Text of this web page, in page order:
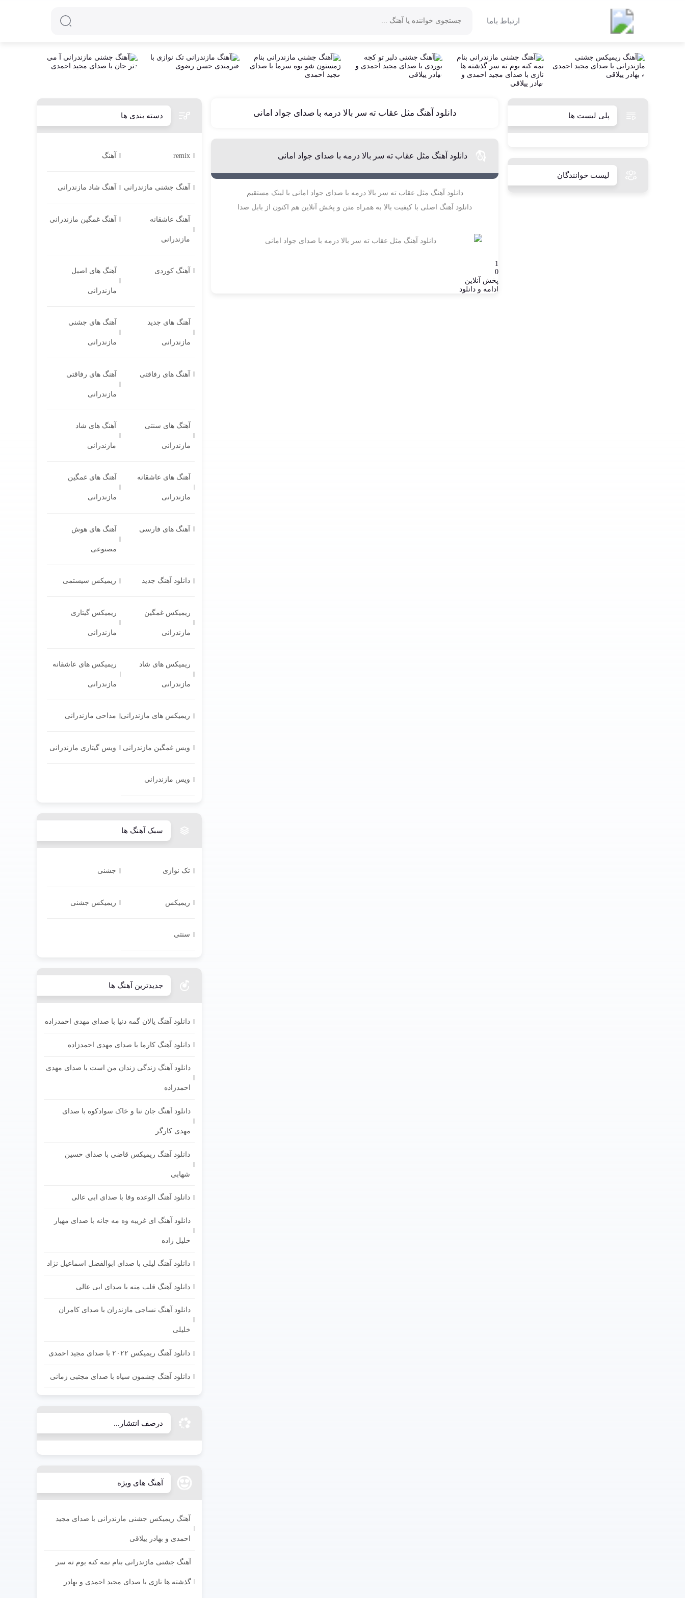
ارتباط باما
دانلود آهنگ مثل عقاب ته سر بالا درمه با صدای جواد امانی
دانلود آهنگ مثل عقاب ته سر بالا درمه با صدای جواد امانی
دانلود آهنگ مثل عقاب ته سر بالا درمه با صدای جواد امانی با لینک مستقیم
دانلود آهنگ اصلی با کیفیت بالا به همراه متن و پخش آنلاین هم اکنون از بابل صدا
1
0
پخش آنلاین
ادامه و دانلود
پلی لیست ها
لیست خوانندگان
دسته بندی ها
remix آهنگ
آهنگ جشنی مازندرانی آهنگ شاد مازندرانی
آهنگ عاشقانه
مازندرانی
آهنگ غمگین مازندرانی
آهنگ کوردی آهنگ های اصیل
مازندرانی
آهنگ های جدید
مازندرانی
آهنگ های جشنی
مازندرانی
آهنگ های رفاقتی آهنگ های رفاقتی
مازندرانی
آهنگ های سنتی
مازندرانی
آهنگ های شاد
مازندرانی
آهنگ های عاشقانه
مازندرانی
آهنگ های غمگین
مازندرانی
آهنگ های فارسی آهنگ های هوش
مصنوعی
دانلود آهنگ جدید ریمیکس سیستمی
ریمیکس غمگین
مازندرانی
ریمیکس گیتاری
مازندرانی
ریمیکس های شاد
مازندرانی
ریمیکس های عاشقانه
مازندرانی
ریمیکس های مازندرانی مداحی مازندرانی
ویس غمگین مازندرانی ویس گیتاری مازندرانی
ویس مازندرانی
سبک آهنگ ها
تک نوازی جشنی
ریمیکس ریمیکس جشنی
سنتی
جدیدترین آهنگ ها
دانلود آهنگ یالان گمه دنیا با صدای مهدی احمدزاده
دانلود آهنگ کارما با صدای مهدی احمدزاده
دانلود آهنگ زندگی زندان من است با صدای مهدی
احمدزاده
دانلود آهنگ جان ننا و خاک سوادکوه با صدای
مهدی کارگر
دانلود آهنگ ریمیکس قاضی با صدای حسین
شهابی
دانلود آهنگ الوعده وفا با صدای ابی عالی
دانلود آهنگ ای غریبه وه مه جانه با صدای مهیار
خلیل زاده
دانلود آهنگ لیلی با صدای ابوالفضل اسماعیل نژاد
دانلود آهنگ قلب منه با صدای ابی عالی
دانلود آهنگ نساجی مازندران با صدای کامران
خلیلی
دانلود آهنگ ریمیکس ۲۰۲۲ با صدای مجید احمدی
دانلود آهنگ چشمون سیاه با صدای مجتبی زمانی
درصف انتشار...
آهنگ های ویژه
آهنگ ریمیکس جشنی مازندرانی با صدای مجید
احمدی و بهادر ییلاقی
آهنگ جشنی مازندرانی بنام نمه کنه بوم ته سر
گذشته ها نازی با صدای مجید احمدی و بهادر